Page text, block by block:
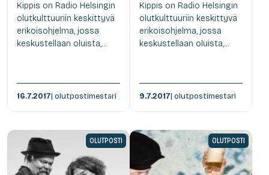
Kippis on Radio Helsingin
olutkulttuuriin keskittyvä
erikoisohjelma, jossa
keskustellaan oluista,...
16.7.2017| olutpostimestari
Kippis on Radio Helsingin
olutkulttuuriin keskittyvä
erikoisohjelma, jossa
keskustellaan oluista,...
9.7.2017| olutpostimestari
OLUTPOSTI OLUTPOSTI